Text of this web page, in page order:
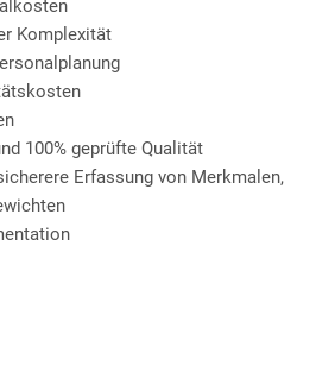
Komplexität
100% geprüfte Qualität
Erfassung von Merkmalen,